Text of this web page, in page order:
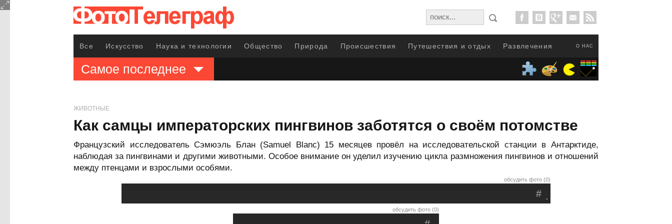
О НАС
Все Искусство Наука и технологии Общество Природа Происшествия Путешествия и отдых Развлечения
Самое последнее
ЖИВОТНЫЕ
Как самцы императорских пингвинов заботятся о своём потомстве
Французский исследователь Сэмюэль Блан (Samuel Blanc) 15 месяцев провёл на исследовательской станции в Антарктиде,
наблюдая за пингвинами и другими животными. Особое внимание он уделил изучению цикла размножения пингвинов и отношений
между птенцами и взрослыми особями.
обсудить фото (0)
.
#
обсудить фото (0)